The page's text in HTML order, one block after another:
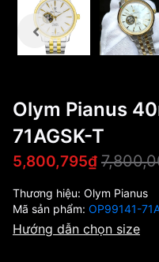
Olym Pianus
71AGSK-T
5,800,795₫
Thương hiệu: Olym Pianus
Mã sản phẩm: OP99141-
Hướng dẫn chọn size